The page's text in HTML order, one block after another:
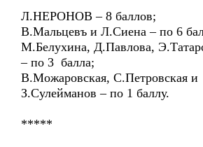
Л.НЕРОНОВ – 8 баллов;
В.Мальцевъ и Л.Сиена – по 6
М.Белухина, Д.Павлова,
– по 3 балла;
В.Можаровская, С.Петровская и
З.Сулейманов – по 1 баллу.
*****